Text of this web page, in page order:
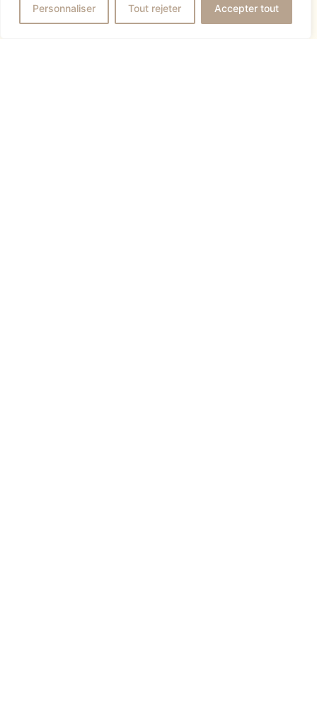
Personnaliser Tout rejeter Accepter tout
accompagne ses clients dans la conception de
cuisines d’exception, avec une expertise